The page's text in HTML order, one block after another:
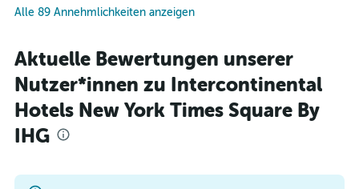
Alle 89 Annehmlichkeiten anzeigen
Aktuelle Bewertungen unserer
Nutzer*innen zu Intercontinental
Hotels New York Times Square By
IHG